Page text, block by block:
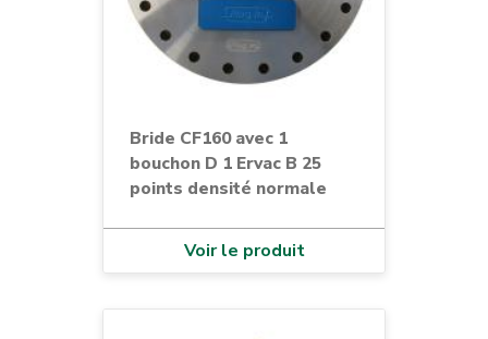
Bride CF160 avec 1
bouchon D 1 Ervac B 25
points densité normale
Voir le produit